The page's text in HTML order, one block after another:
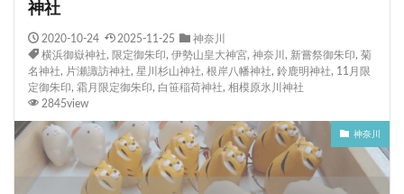
神社
2020-10-24 2025-11-25
神奈川
横浜御嶽神社, 限定御朱印, 伊勢山皇大神宮, 神奈川 , 新嘗祭御朱印, 菊
名神社, 片瀬諏訪神社, 星川杉山神社, 根岸八幡神社, 鈴鹿明神社, 11月限
定御朱印, 霜月限定御朱印, 白笹稲荷神社, 相模原氷川神社
2845view
神奈川